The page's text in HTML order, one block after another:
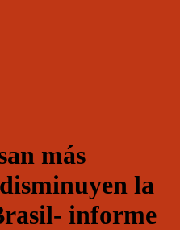
más
la
informe